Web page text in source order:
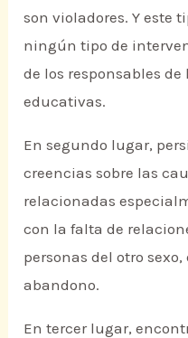
son violadores. Y este
ningún tipo de
de los responsables
educativas.
En segundo lugar,
creencias sobre las
relacionadas
con la falta de
personas del otro
abandono.
En tercer lugar,